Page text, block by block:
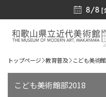
8/8 [
トップページ 教育普及 こども美術
こども美術館部2018